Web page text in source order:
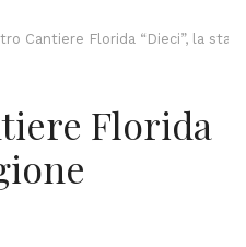
Cantiere Florida “Dieci”, la
Florida